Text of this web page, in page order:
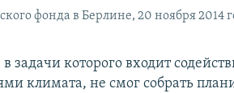
фонда в Берлине, 20 ноября 2014
задачи которого входит
климата, не смог собрать